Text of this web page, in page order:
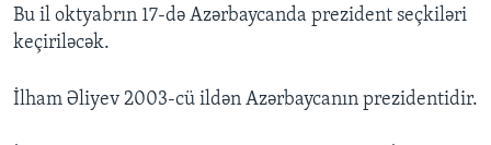
Bu il oktyabrın 17-də Azərbaycanda prezident seçkiləri
keçiriləcək.
İlham Əliyev 2003-cü ildən Azərbaycanın prezidentidir.